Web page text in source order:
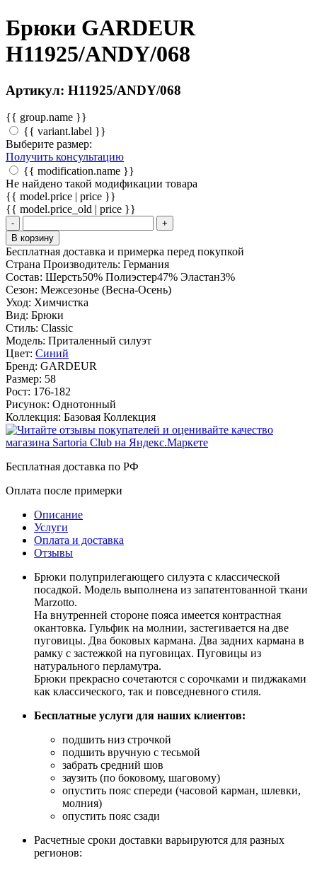
Брюки GARDEUR
H11925/ANDY/068
Артикул: H11925/ANDY/068
{{ group.name }}
{{ variant.label }}
Выберите размер:
Получить консультацию
{{ modification.name }}
Не найдено такой модификации товара
{{ model.price | price }}
{{ model.price_old | price }}
-
+
В корзину
Бесплатная доставка и примерка перед покупкой
Страна Производитель: Германия
Состав: Шерсть50% Полиэстер47% Эластан3%
Сезон: Межсезонье (Весна-Осень)
Уход: Химчистка
Вид: Брюки
Стиль: Classic
Модель: Приталенный силуэт
Цвет: Синий
Бренд: GARDEUR
Размер: 58
Рост: 176-182
Рисунок: Однотонный
Коллекция: Базовая Коллекция
Бесплатная доставка по РФ
Оплата после примерки
Описание
Услуги
Оплата и доставка
Отзывы
Брюки полуприлегающего силуэта с классической
посадкой. Модель выполнена из запатентованной ткани
Marzotto.
На внутренней стороне пояса имеется контрастная
окантовка. Гульфик на молнии, застегивается на две
пуговицы. Два боковых кармана. Два задних кармана в
рамку с застежкой на пуговицах. Пуговицы из
натурального перламутра.
Брюки прекрасно сочетаются с сорочками и пиджаками
как классического, так и повседневного стиля.
Бесплатные услуги для наших клиентов:
подшить низ строчкой
подшить вручную с тесьмой
забрать средний шов
заузить (по боковому, шаговому)
опустить пояс спереди (часовой карман, шлевки,
молния)
опустить пояс сзади
Расчетные сроки доставки варьируются для разных
регионов: